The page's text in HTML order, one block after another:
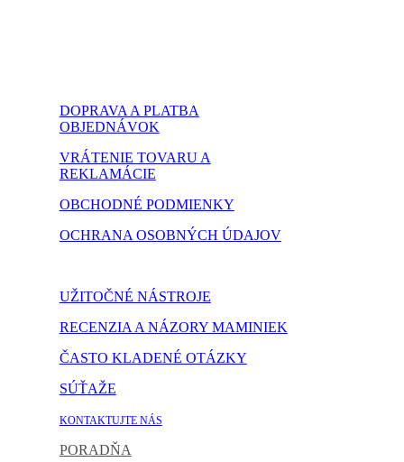
DOPRAVA A PLATBA
OBJEDNÁVOK
VRÁTENIE TOVARU A
REKLAMÁCIE
OBCHODNÉ PODMIENKY
OCHRANA OSOBNÝCH ÚDAJOV
UŽITOČNÉ NÁSTROJE
RECENZIA A NÁZORY MAMINIEK
ČASTO KLADENÉ OTÁZKY
SÚŤAŽE
KONTAKTUJTE NÁS
PORADŇA